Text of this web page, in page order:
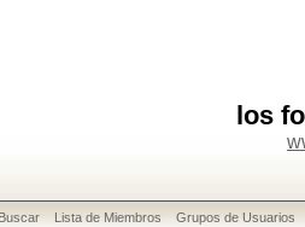
los
Buscar Lista de Miembros Grupos de Usuarios